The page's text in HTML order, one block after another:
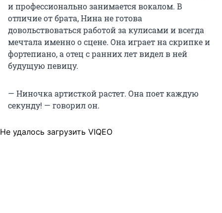
и профессионально занимается вокалом. В
отличие от брата, Нина не готова
довольствоваться работой за кулисами и всегда
мечтала именно о сцене. Она играет на скрипке и
фортепиано, а отец с ранних лет видел в ней
будущую певицу.
— Ниночка артисткой растет. Она поет каждую
секунду! — говорил он.
Не удалось загрузить VIQEO